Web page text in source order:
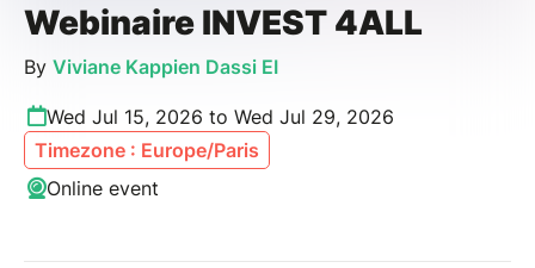
Webinaire INVEST 4ALL
By Viviane Kappien Dassi EI
Wed Jul 15, 2026 to Wed Jul 29, 2026
Timezone : Europe/Paris
Online event